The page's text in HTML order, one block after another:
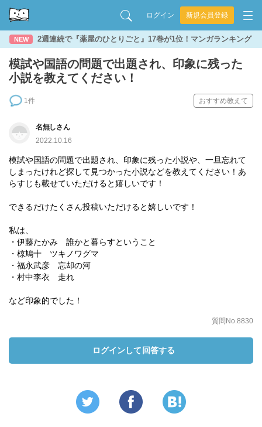
ログイン 新規会員登録
NEW 2週連続で『薬屋のひとりごと』17巻が1位！マンガランキング
模試や国語の問題で出題され、印象に残った
小説を教えてください！
1件 おすすめ教えて
名無しさん
2022.10.16
模試や国語の問題で出題され、印象に残った小説や、一旦忘れて
しまったけれど探して見つかった小説などを教えてください！あ
らすじも載せていただけると嬉しいです！
できるだけたくさん投稿いただけると嬉しいです！
私は、
・伊藤たかみ 誰かと暮らすということ
・椋鳩十 ツキノワグマ
・福永武彦 忘却の河
・村中李衣 走れ
など印象的でした！
質問No.8830
ログインして回答する